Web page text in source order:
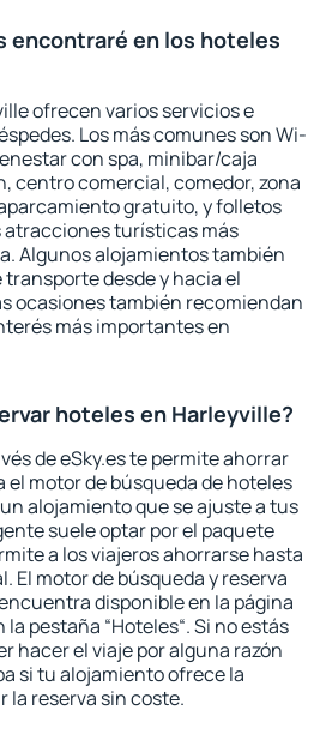
encontraré en los hoteles
ofrecen varios servicios e
Los más comunes son Wi-
con spa, minibar/caja
centro comercial, comedor, zona
gratuito, y folletos
turísticas más
Algunos alojamientos también
desde y hacia el
ocasiones también recomiendan
más importantes en
hoteles en Harleyville?
de eSky.es te permite ahorrar
el motor de búsqueda de hoteles
alojamiento que se ajuste a tus
suele optar por el paquete
a los viajeros ahorrarse hasta
El motor de búsqueda y reserva
disponible en la página
pestaña “Hoteles“. Si no estás
hacer el viaje por alguna razón
si tu alojamiento ofrece la
la reserva sin coste.